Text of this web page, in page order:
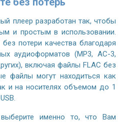
плеер разработан так, чтобы
и простым в использовании.
потери качества благодаря
аудиоформатов (MP3, AC-3,
включая файлы FLAC без
файлы могут находиться как
и на носителях объемом до 1
выберите именно то, что Вам